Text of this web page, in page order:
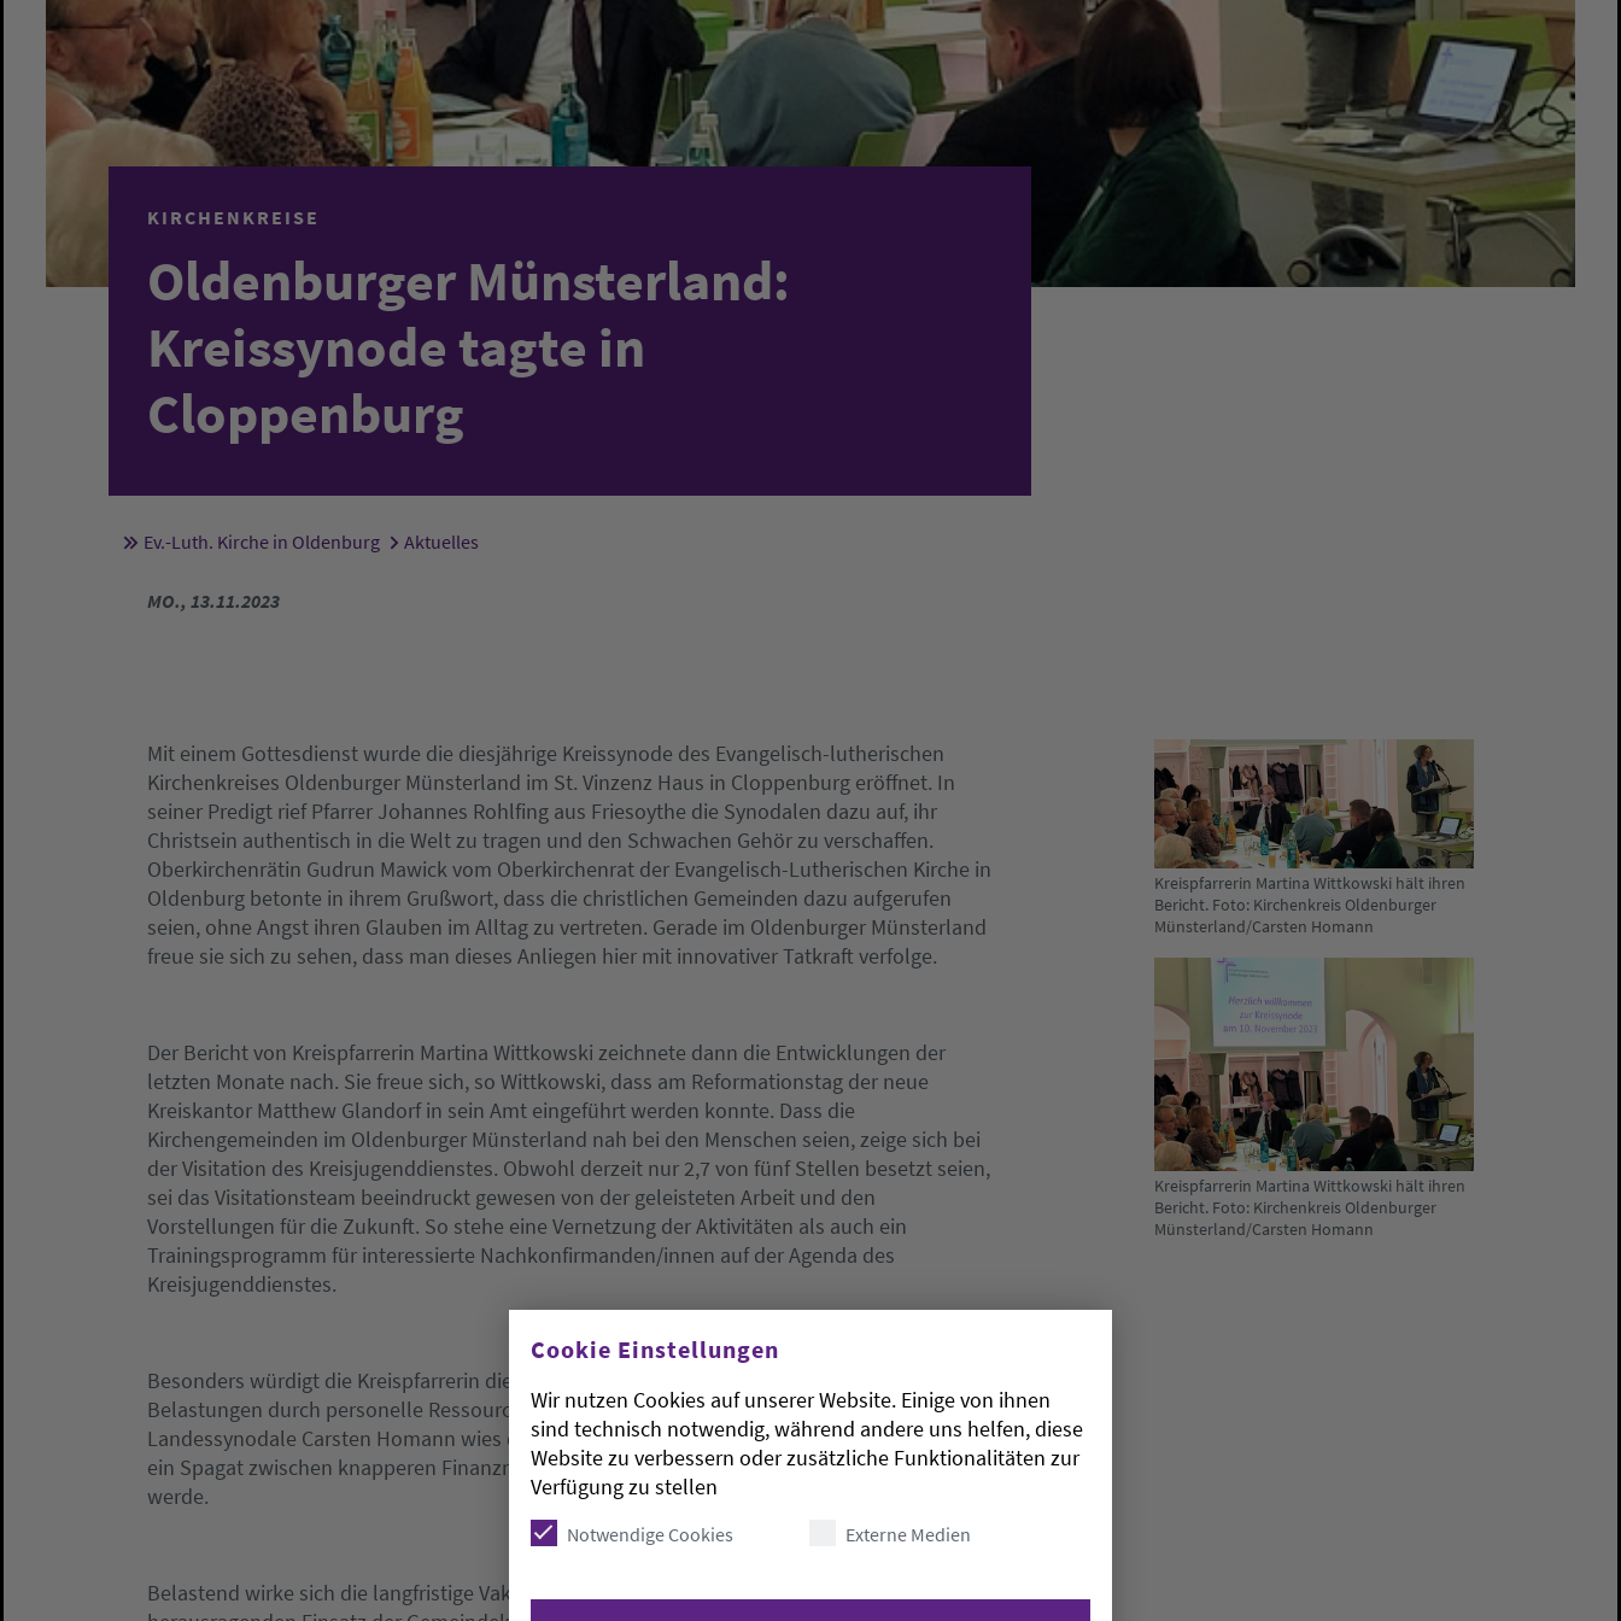
KIRCHENKREISE
Oldenburger Münsterland:
Kreissynode tagte in
Cloppenburg
Sie sind hier:
Ev.-Luth. Kirche in Oldenburg Aktuelles
MO., 13.11.2023
Mit einem Gottesdienst wurde die diesjährige Kreissynode des Evangelisch-lutherischen
Kirchenkreises Oldenburger Münsterland im St. Vinzenz Haus in Cloppenburg eröffnet. In
seiner Predigt rief Pfarrer Johannes Rohlfing aus Friesoythe die Synodalen dazu auf, ihr
Christsein authentisch in die Welt zu tragen und den Schwachen Gehör zu verschaffen.
Oberkirchenrätin Gudrun Mawick vom Oberkirchenrat der Evangelisch-Lutherischen Kirche in
Oldenburg betonte in ihrem Grußwort, dass die christlichen Gemeinden dazu aufgerufen
seien, ohne Angst ihren Glauben im Alltag zu vertreten. Gerade im Oldenburger Münsterland
freue sie sich zu sehen, dass man dieses Anliegen hier mit innovativer Tatkraft verfolge.
Der Bericht von Kreispfarrerin Martina Wittkowski zeichnete dann die Entwicklungen der
letzten Monate nach. Sie freue sich, so Wittkowski, dass am Reformationstag der neue
Kreiskantor Matthew Glandorf in sein Amt eingeführt werden konnte. Dass die
Kirchengemeinden im Oldenburger Münsterland nah bei den Menschen seien, zeige sich bei
der Visitation des Kreisjugenddienstes. Obwohl derzeit nur 2,7 von fünf Stellen besetzt seien,
sei das Visitationsteam beeindruckt gewesen von der geleisteten Arbeit und den
Vorstellungen für die Zukunft. So stehe eine Vernetzung der Aktivitäten als auch ein
Trainingsprogramm für interessierte Nachkonfirmanden/innen auf der Agenda des
Kreisjugenddienstes.
Besonders würdigt die Kreispfarrerin die Arbeit der Regionalen Dienststelle, die trotz der
Belastungen durch personelle Ressourcenknappheit hervorragende Arbeit leiste. Der
Landessynodale Carsten Homann wies darauf hin, dass die Neubesetzung von Stellen immer
ein Spagat zwischen knapperen Finanzmitteln und der Notwendigkeit neuer Stellen sein
werde.
Belastend wirke sich die langfristige Vakanz von mehreren Pfarrstellen aus, die nur durch den
Kreispfarrerin Martina Wittkowski hält ihren
Bericht. Foto: Kirchenkreis Oldenburger
Münsterland/Carsten Homann
Kreispfarrerin Martina Wittkowski hält ihren
Bericht. Foto: Kirchenkreis Oldenburger
Münsterland/Carsten Homann
Cookie Einstellungen
Wir nutzen Cookies auf unserer Website. Einige von ihnen
sind technisch notwendig, während andere uns helfen, diese
Website zu verbessern oder zusätzliche Funktionalitäten zur
Verfügung zu stellen
Notwendige Cookies Externe Medien